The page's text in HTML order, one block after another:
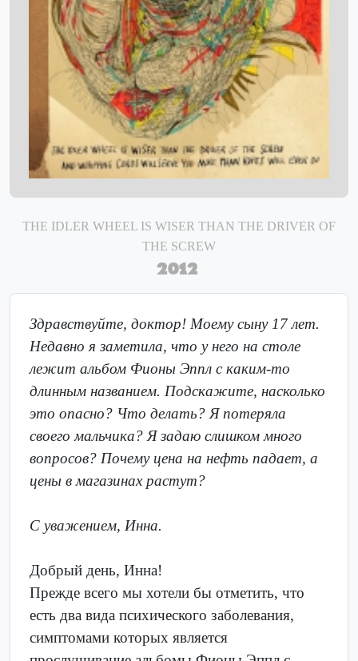
THE IDLER WHEEL IS WISER THAN THE DRIVER OF
THE SCREW
2012
Здравствуйте, доктор! Моему сыну 17 лет.
Недавно я заметила, что у него на столе
лежит альбом Фионы Эппл с каким-то
длинным названием. Подскажите, насколько
это опасно? Что делать? Я потеряла
своего мальчика? Я задаю слишком много
вопросов? Почему цена на нефть падает, а
цены в магазинах растут?
С уважением, Инна.
Добрый день, Инна!
Прежде всего мы хотели бы отметить, что
есть два вида психического заболевания,
симптомами которых является